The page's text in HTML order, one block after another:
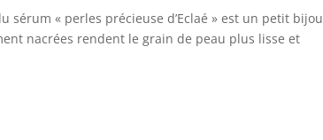
sérum « perles précieuse d’Eclaé » est un petit bijou
nacrées rendent le grain de peau plus lisse et